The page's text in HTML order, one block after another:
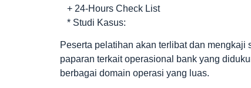
+ 24-Hours Check List
* Studi Kasus:
Peserta pelatihan akan terlibat dan
paparan terkait operasional bank yang
berbagai domain operasi yang luas.